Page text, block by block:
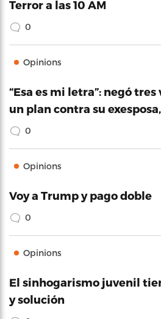
Terror a las 10 AM
0
Opinions
“Esa es mi letra”: negó
un plan contra su
0
Opinions
Voy a Trump y pago doble
0
Opinions
El sinhogarismo juvenil
y solución